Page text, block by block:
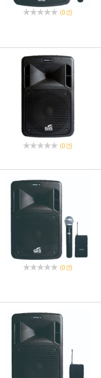
(0 건)
(0 건)
(0 건)